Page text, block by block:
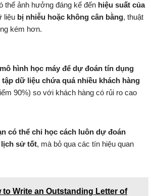
thể ảnh hưởng đáng kể đến hiệu suất của
liệu bị nhiễu hoặc không cân bằng, thuật
kém hơn.
mô hình học máy để dự đoán tín dụng
tập dữ liệu chứa quá nhiều khách hàng
90%) so với khách hàng có rủi ro cao
có thể chỉ học cách luôn dự đoán
lịch sử tốt, mà bỏ qua các tín hiệu quan
to Write an Outstanding Letter of